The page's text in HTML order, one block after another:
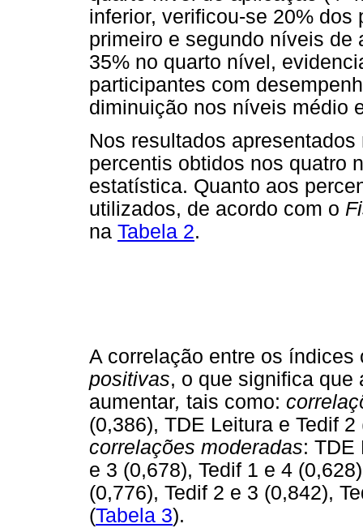
inferior, verificou-se 20%
primeiro e segundo níveis de
35% no quarto nível,
participantes com
diminuição nos níveis médio
Nos resultados
percentis obtidos nos quatro
estatística. Quanto aos
utilizados, de acordo com o
na Tabela 2.
A correlação entre os
positivas, o que significa que
aumentar, tais como:
(0,386), TDE Leitura e Tedif
correlações moderadas: TDE
e 3 (0,678), Tedif 1 e 4
(0,776), Tedif 2 e 3 (0,842),
(Tabela 3).